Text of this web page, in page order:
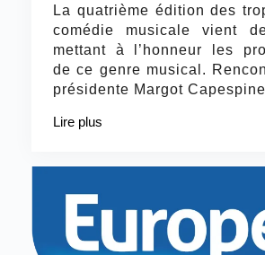
La quatrième édition des
comédie musicale vient
mettant à l’honneur les
de ce genre musical.
présidente Margot
Lire plus